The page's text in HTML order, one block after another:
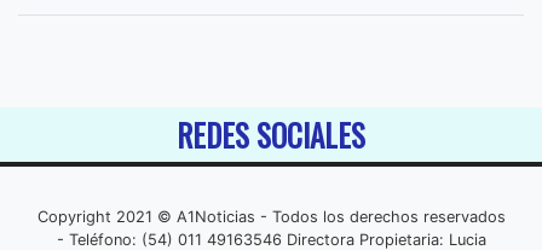
REDES SOCIALES
Copyright 2021 © A1Noticias - Todos los derechos reservados
- Teléfono: (54) 011 49163546 Directora Propietaria: Lucia